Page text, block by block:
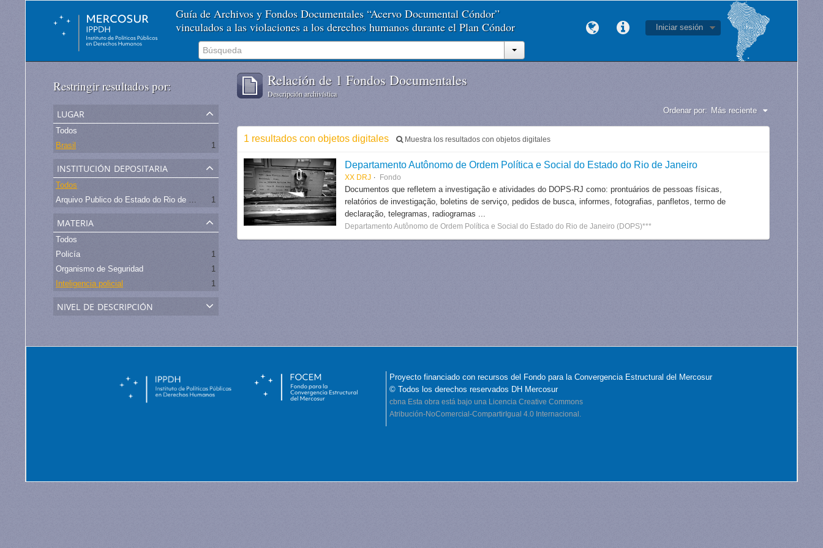
Guía de Archivos y Fondos Documentales “Acervo Documental Cóndor”
vinculados a las violaciones a los derechos humanos durante el Plan Cóndor
Iniciar sesión
Restringir resultados por:
lugar
Todos
Brasil
1
institución depositaria
Todos
Arquivo Publico do Estado do Rio de Janeiro -
1
materia
Todos
Policía
1
Organismo de Seguridad
1
Inteligencia policial
1
nivel de descripción
Relación de 1 Fondos Documentales
Descripción archivística
Ordenar por: Más reciente
1 resultados con objetos digitales Muestra los resultados con objetos digitales
Departamento Autônomo de Ordem Política e Social do Estado do Rio de Janeiro
XX DRJ Fondo
Documentos que refletem a investigação e atividades do DOPS-RJ como: prontuários de pessoas físicas,
relatórios de investigação, boletins de serviço, pedidos de busca, informes, fotografias, panfletos, termo de
declaração, telegramas, radiogramas ...
Departamento Autônomo de Ordem Política e Social do Estado do Rio de Janeiro (DOPS)***
Proyecto financiado con recursos del Fondo para la Convergencia Estructural del Mercosur
© Todos los derechos reservados DH Mercosur
cbna Esta obra está bajo una Licencia Creative Commons
Atribución-NoComercial-CompartirIgual 4.0 Internacional.